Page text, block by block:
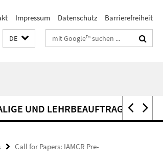
Impressum Datenschutz Barrierefreiheit
DE Suchbegriffe
UND LEHRBEAUFTRAGTE
Call for Papers: IAMCR Pre-